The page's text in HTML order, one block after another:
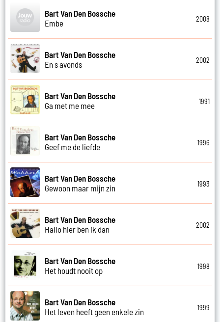
Bart Van Den Bossche
Embe
2008
Bart Van Den Bossche
En s avonds
2002
Bart Van Den Bossche
Ga met me mee
1991
Bart Van Den Bossche
Geef me de liefde
1996
Bart Van Den Bossche
Gewoon maar mijn zin
1993
Bart Van Den Bossche
Hallo hier ben ik dan
2002
Bart Van Den Bossche
Het houdt nooit op
1998
Bart Van Den Bossche
Het leven heeft geen enkele zin
1999